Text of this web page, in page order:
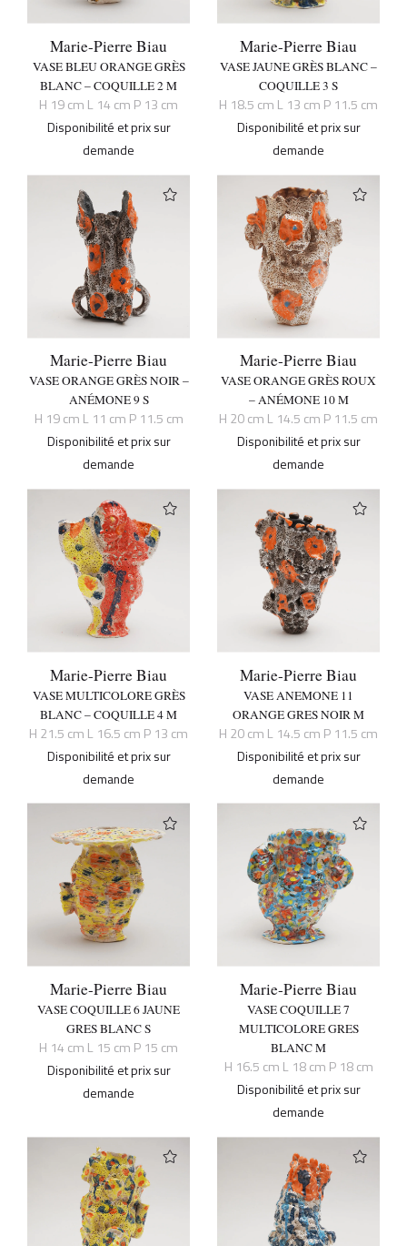
Marie-Pierre Biau
VASE BLEU ORANGE GRÈS
BLANC – COQUILLE 2 M
H 19 cm L 14 cm P 13 cm
Disponibilité et prix sur
demande
Marie-Pierre Biau
VASE JAUNE GRÈS BLANC –
COQUILLE 3 S
H 18.5 cm L 13 cm P 11.5 cm
Disponibilité et prix sur
demande
Marie-Pierre Biau
VASE ORANGE GRÈS NOIR –
ANÉMONE 9 S
H 19 cm L 11 cm P 11.5 cm
Disponibilité et prix sur
demande
Marie-Pierre Biau
VASE ORANGE GRÈS ROUX
– ANÉMONE 10 M
H 20 cm L 14.5 cm P 11.5 cm
Disponibilité et prix sur
demande
Marie-Pierre Biau
VASE MULTICOLORE GRÈS
BLANC – COQUILLE 4 M
H 21.5 cm L 16.5 cm P 13 cm
Disponibilité et prix sur
demande
Marie-Pierre Biau
VASE ANEMONE 11
ORANGE GRES NOIR M
H 20 cm L 14.5 cm P 11.5 cm
Disponibilité et prix sur
demande
Marie-Pierre Biau
VASE COQUILLE 6 JAUNE
GRES BLANC S
H 14 cm L 15 cm P 15 cm
Disponibilité et prix sur
demande
Marie-Pierre Biau
VASE COQUILLE 7
MULTICOLORE GRES
BLANC M
H 16.5 cm L 18 cm P 18 cm
Disponibilité et prix sur
demande